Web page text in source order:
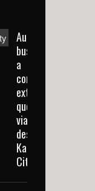
Autoridades
buscan
a
conductora
extraviada
que
viajaba
desde
Kansas
City